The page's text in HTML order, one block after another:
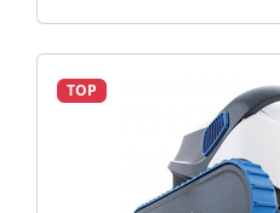
TOP